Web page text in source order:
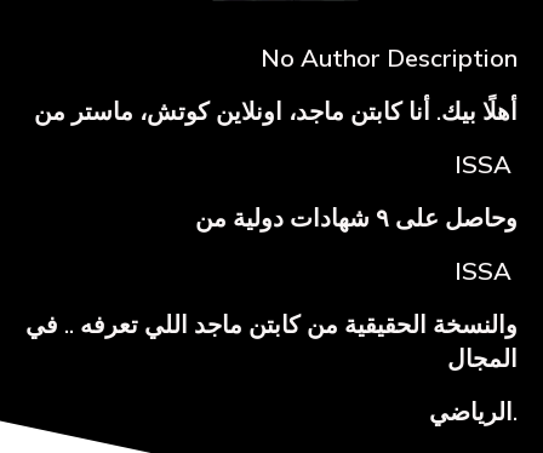
No Author Description
أهلًا بيك. أنا كابتن ماجد، اونلاين كوتش، ماستر من
ISSA
وحاصل على ٩ شهادات دولية من
ISSA
والنسخة الحقيقية من كابتن ماجد اللي تعرفه .. في
المجال
الرياضي.